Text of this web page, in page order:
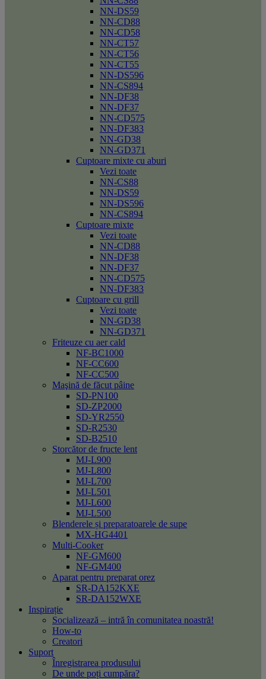
NN-DS59
NN-CD88
NN-CD58
NN-CT57
NN-CT56
NN-CT55
NN-DS596
NN-CS894
NN-DF38
NN-DF37
NN-CD575
NN-DF383
NN-GD38
NN-GD371
Cuptoare mixte cu aburi
Vezi toate
NN-CS88
NN-DS59
NN-DS596
NN-CS894
Cuptoare mixte
Vezi toate
NN-CD88
NN-DF38
NN-DF37
NN-CD575
NN-DF383
Cuptoare cu grill
Vezi toate
NN-GD38
NN-GD371
Friteuze cu aer cald
NF-BC1000
NF-CC600
NF-CC500
Maşină de făcut pâine
SD-PN100
SD-ZP2000
SD-YR2550
SD-R2530
SD-B2510
Storcător de fructe lent
MJ-L900
MJ-L800
MJ-L700
MJ-L501
MJ-L600
MJ-L500
Blenderele și preparatoarele de supe
MX-HG4401
Multi-Cooker
NF-GM600
NF-GM400
Aparat pentru preparat orez
SR-DA152KXE
SR-DA152WXE
Inspirație
Socializează – intră în comunitatea noastră!
How-to
Creatori
Suport
Înregistrarea produsului
De unde poți cumpăra?